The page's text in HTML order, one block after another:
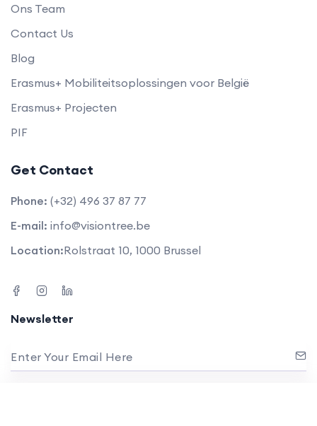
Ons Team
Contact Us
Blog
Erasmus+ Mobiliteitsoplossingen voor België
Erasmus+ Projecten
PIF
Get Contact
Phone: (+32) 496 37 87 77
E-mail: info@visiontree.be
Location:Rolstraat 10, 1000 Brussel
Newsletter
Enter Your Email Here